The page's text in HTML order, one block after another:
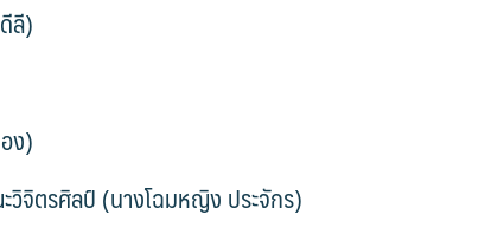
ลี)
ง)
วิจิตรศิลป์ (นางโฉมหญิง ประจักร)